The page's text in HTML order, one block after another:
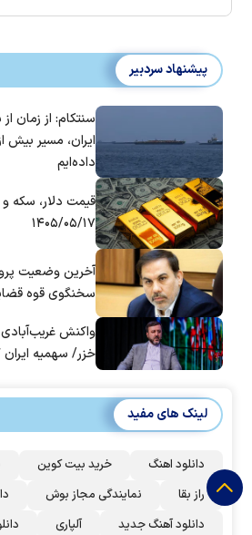
پیشنهاد سردبیر
سنتکام: از زمان
داده‌ایم
قیمت دلار، سکه و
۱۴۰۵/۰۵/۱۷
آخرین وضعیت
سخنگوی قوه
واکنش
خزر/ سهمیه
لینک های مفید
دانلود اهنگ خرید بیت کوین
راز بقا
نمایندگی مجاز بوش
دانلود آهنگ جدید
آلپاری